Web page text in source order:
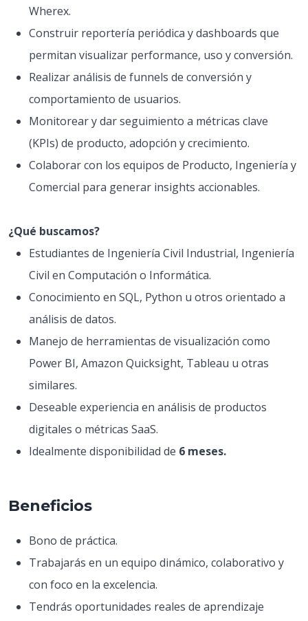
Wherex.
Construir reportería periódica y dashboards que
permitan visualizar performance, uso y conversión.
Realizar análisis de funnels de conversión y
comportamiento de usuarios.
Monitorear y dar seguimiento a métricas clave
(KPIs) de producto, adopción y crecimiento.
Colaborar con los equipos de Producto, Ingeniería y
Comercial para generar insights accionables.
¿Qué buscamos?
Estudiantes de Ingeniería Civil Industrial, Ingeniería
Civil en Computación o Informática.
Conocimiento en SQL, Python u otros orientado a
análisis de datos.
Manejo de herramientas de visualización como
Power BI, Amazon Quicksight, Tableau u otras
similares.
Deseable experiencia en análisis de productos
digitales o métricas SaaS.
Idealmente disponibilidad de 6 meses.
Beneficios
Bono de práctica.
Trabajarás en un equipo dinámico, colaborativo y
con foco en la excelencia.
Tendrás oportunidades reales de aprendizaje